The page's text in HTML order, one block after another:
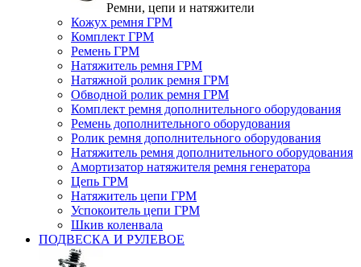
Ремни, цепи и натяжители
Кожух ремня ГРМ
Комплект ГРМ
Ремень ГРМ
Натяжитель ремня ГРМ
Натяжной ролик ремня ГРМ
Обводной ролик ремня ГРМ
Комплект ремня дополнительного оборудования
Ремень дополнительного оборудования
Ролик ремня дополнительного оборудования
Натяжитель ремня дополнительного оборудования
Амортизатор натяжителя ремня генератора
Цепь ГРМ
Натяжитель цепи ГРМ
Успокоитель цепи ГРМ
Шкив коленвала
ПОДВЕСКА И РУЛЕВОЕ